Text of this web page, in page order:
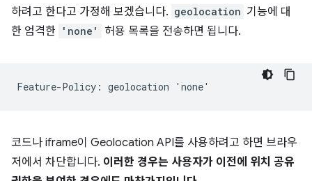
하려고 한다고 가정해 보겠습니다. geolocation 기능에 대
한 엄격한 'none' 허용 목록을 전송하면 됩니다.
코드나 iframe이 Geolocation API를 사용하려고 하면 브라우
저에서 차단합니다. 이러한 경우는 사용자가 이전에 위치 공유